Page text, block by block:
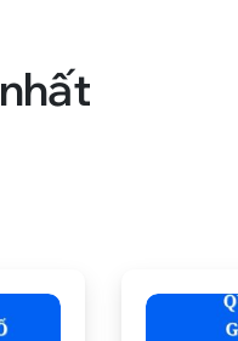
nhất